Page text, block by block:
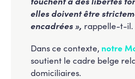
elles doivent être
encadrées », rappelle-t-il.
Dans ce contexte, notre
soutient le cadre belge
domiciliaires.